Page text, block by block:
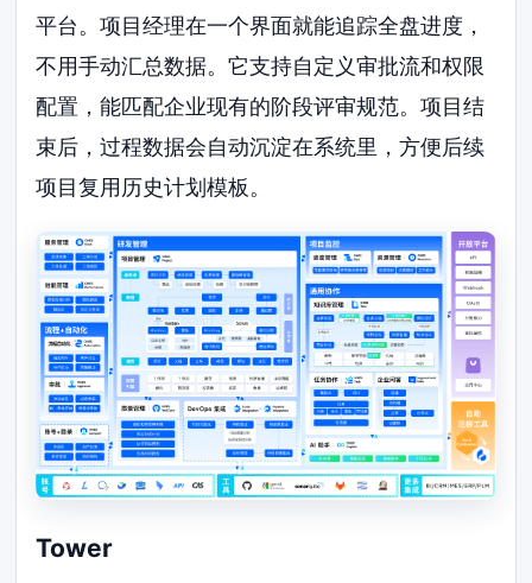
平台。项目经理在一个界面就能追踪全盘进度，
不用手动汇总数据。它支持自定义审批流和权限
配置，能匹配企业现有的阶段评审规范。项目结
束后，过程数据会自动沉淀在系统里，方便后续
项目复用历史计划模板。
Tower